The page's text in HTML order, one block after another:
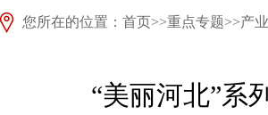
您所在的位置： 首页>>重点专题>>产
“美丽河北”系